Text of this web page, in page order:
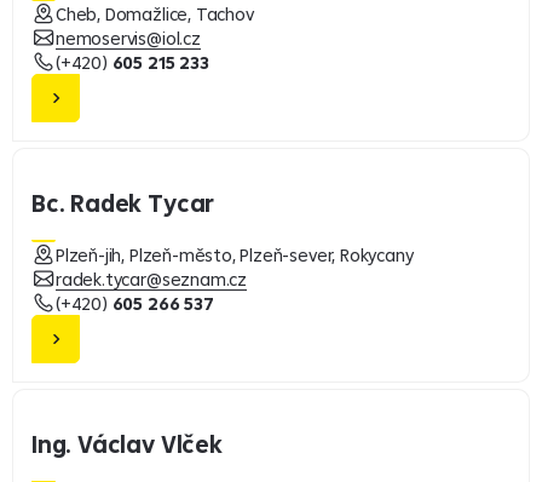
Cheb, Domažlice, Tachov
nemoservis@iol.cz
(+420) 605 215 233
Bc. Radek Tycar
Plzeň-jih, Plzeň-město, Plzeň-sever, Rokycany
radek.tycar@seznam.cz
(+420) 605 266 537
Ing. Václav Vlček